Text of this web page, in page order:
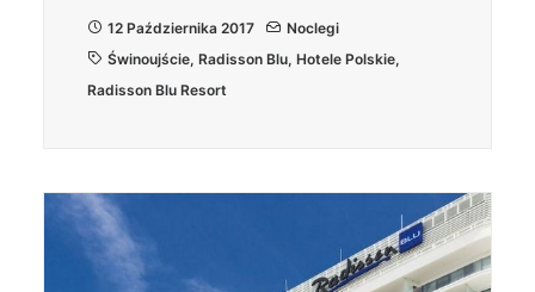
12 Października 2017
Noclegi
Świnoujście, Radisson Blu, Hotele Polskie,
Radisson Blu Resort